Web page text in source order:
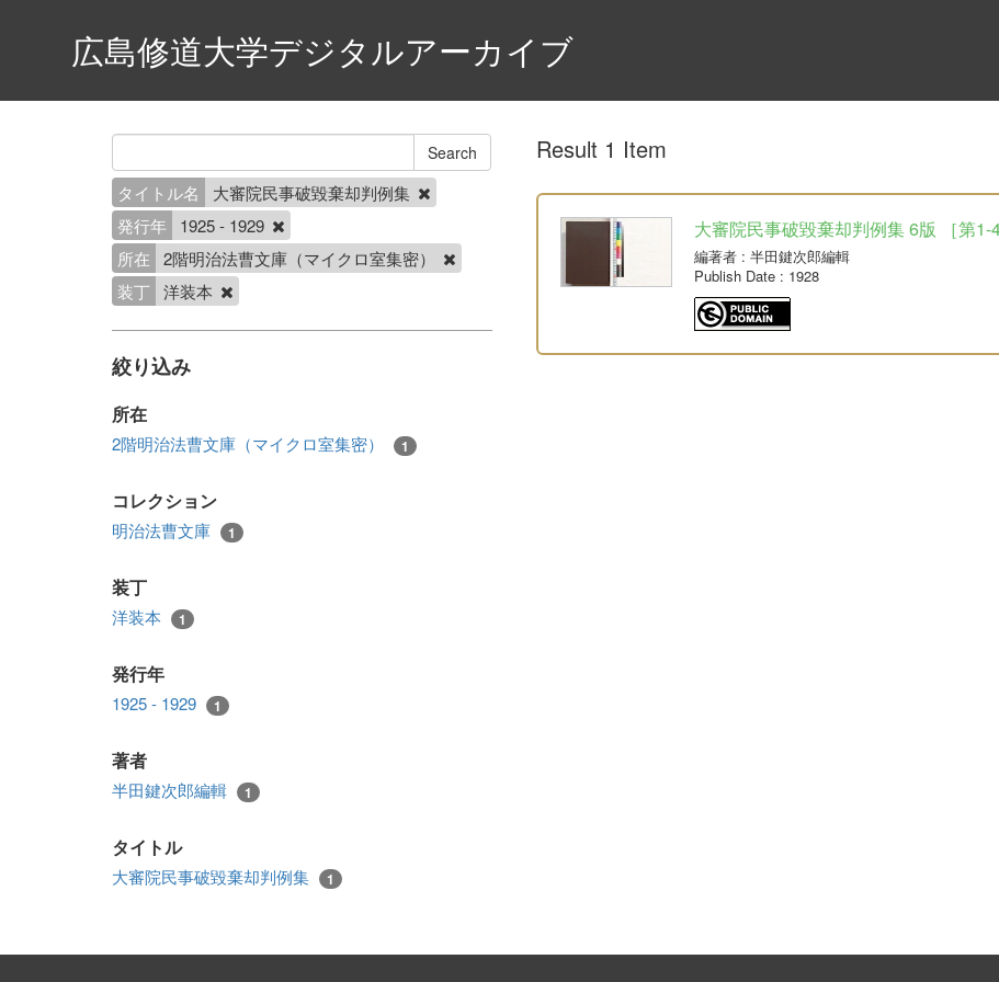
広島修道大学デジタルアーカイブ
タイトル名
大審院民事破毀棄却判例集
発行年
1925 - 1929
所在
2階明治法曹文庫（マイクロ室集密）
装丁 洋装本
絞り込み
所在
2階明治法曹文庫（マイクロ室集密） 1
コレクション
明治法曹文庫 1
装丁
洋装本 1
発行年
1925 - 1929 1
著者
半田鍵次郎編輯 1
タイトル
大審院民事破毀棄却判例集 1
Result 1 Item
大審院民事破毀棄却判例集 6版 ［第
編著者: 半田鍵次郎編輯
Publish Date: 1928